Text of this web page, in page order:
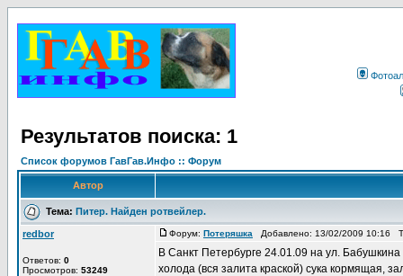
Результатов поиска: 1
Список форумов ГавГав.Инфо :: Форум
Автор
Тема: Питер. Найден ротвейлер.
redbor
Ответов: 0
Просмотров: 53249
Форум: Потеряшка Добавлено: 13/02/2009 10:16
В Санкт Петербурге 24.01.09 на ул.
холода (вся залита краской) сука кормящая,